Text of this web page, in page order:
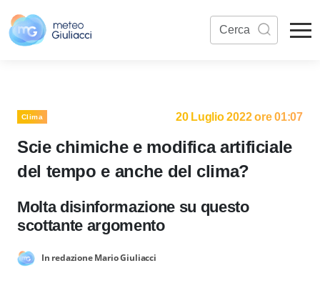
Clima 20 Luglio 2022 ore 01:07
Scie chimiche e modifica artificiale
del tempo e anche del clima?
Molta disinformazione su questo
scottante argomento
In redazione Mario Giuliacci